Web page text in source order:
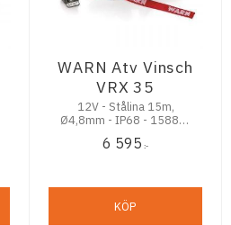
WARN Atv Vinsch
VRX 35
12V - Stålina 15m,
Ø4,8mm - IP68 - 1588kg
6 595 :-
KÖP